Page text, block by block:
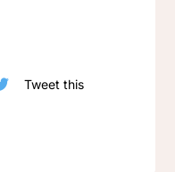
Tweet this